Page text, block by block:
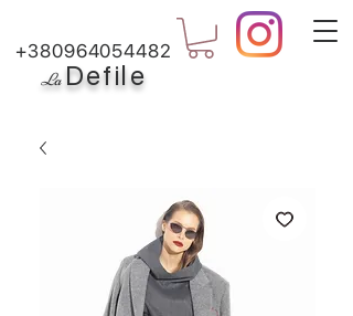
La Defile
+380964054482